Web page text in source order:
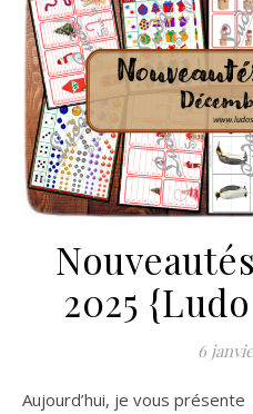
2025
6
Aujourd’hui, je vous présente les nouveautés sorties sur la